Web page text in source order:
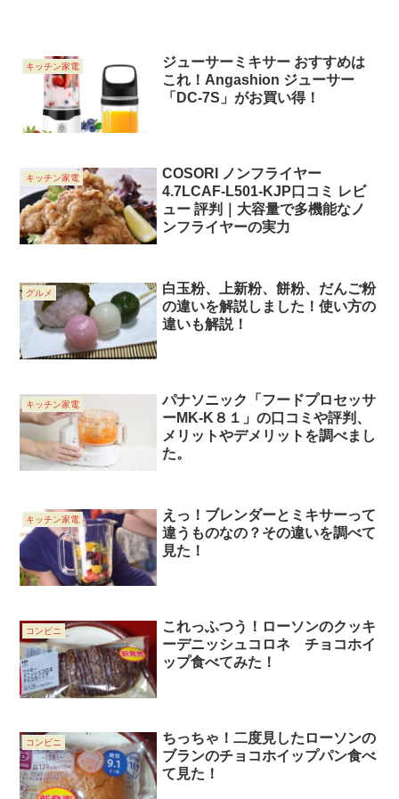
キッチン家電
ジューサーミキサー おすすめは
これ！Angashion ジューサー
「DC-7S」がお買い得！
キッチン家電
COSORI ノンフライヤー
4.7LCAF-L501-KJP口コミ レビ
ュー 評判｜大容量で多機能なノ
ンフライヤーの実力
グルメ
白玉粉、上新粉、餅粉、だんご粉
の違いを解説しました！使い方の
違いも解説！
キッチン家電
パナソニック「フードプロセッサ
ーMK-K８１」の口コミや評判、
メリットやデメリットを調べまし
た。
キッチン家電
えっ！ブレンダーとミキサーって
違うものなの？その違いを調べて
見た！
コンビニ
これっふつう！ローソンのクッキ
ーデニッシュコロネ チョコホイ
ップ食べてみた！
コンビニ
ちっちゃ！二度見したローソンの
ブランのチョコホイップパン食べ
て見た！